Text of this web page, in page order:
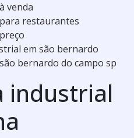
venda
restaurantes
em são bernardo
bernardo do campo sp
industrial